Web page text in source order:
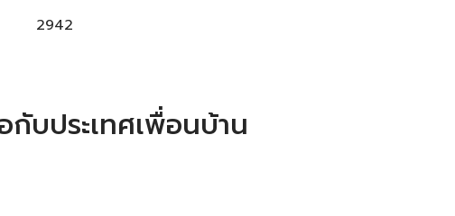
2942
บประเทศเพื่อนบ้าน